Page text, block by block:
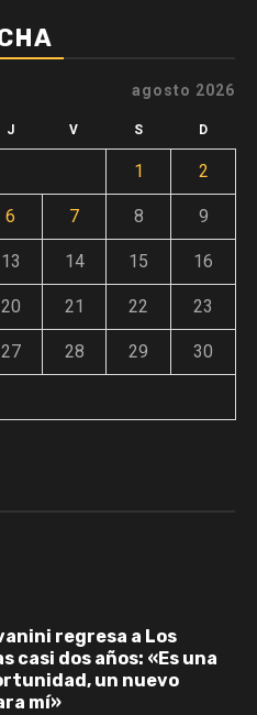
agosto 2026
J V S D
1 2
6 7 8 9
13 14 15 16
20 21 22 23
27 28 29 30
regresa a Los
casi dos años: «Es una
un nuevo
mí»